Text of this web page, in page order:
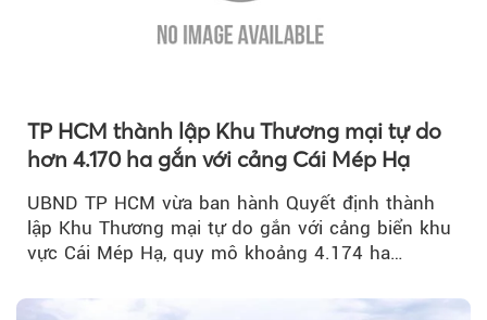
TP HCM thành lập Khu Thương mại tự do
hơn 4.170 ha gắn với cảng Cái Mép Hạ
UBND TP HCM vừa ban hành Quyết định thành
lập Khu Thương mại tự do gắn với cảng biển khu
vực Cái Mép Hạ, quy mô khoảng 4.174 ha…